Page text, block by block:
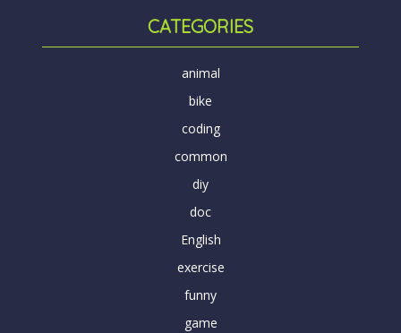
CATEGORIES
animal
bike
coding
common
diy
doc
English
exercise
funny
game